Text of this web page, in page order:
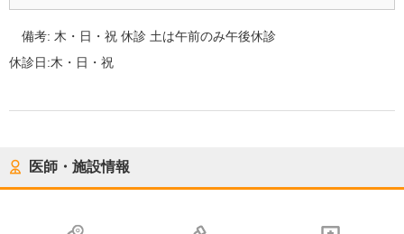
備考: 木・日・祝 休診 土は午前のみ午後休診
休診日:木・日・祝
医師・施設情報